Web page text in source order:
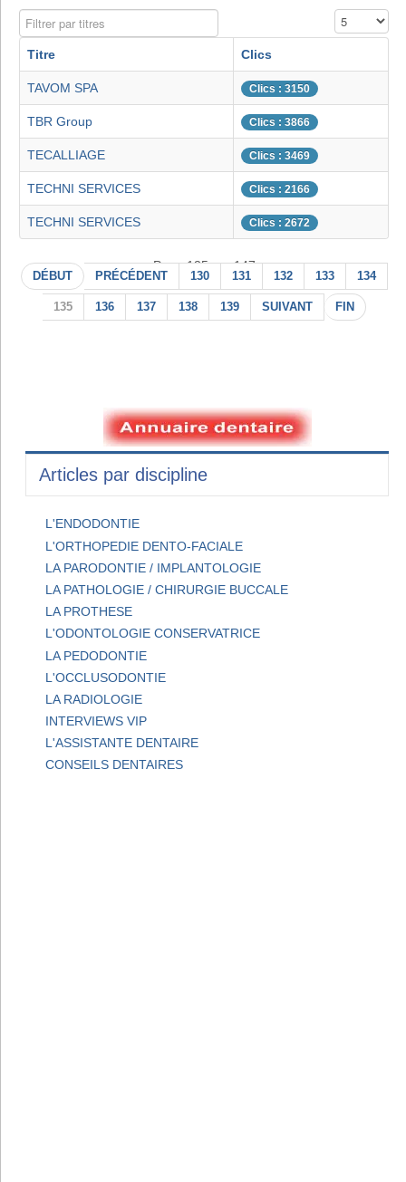
Filtrer par titres Affichage #
Titre Clics
TAVOM SPA Clics : 3150
TBR Group Clics : 3866
TECALLIAGE Clics : 3469
TECHNI SERVICES Clics : 2166
TECHNI SERVICES Clics : 2672
Page 135 sur 147
DÉBUT PRÉCÉDENT 130 131 132 133 134
135 136 137 138 139 SUIVANT FIN
Articles par discipline
L'ENDODONTIE
L'ORTHOPEDIE DENTO-FACIALE
LA PARODONTIE / IMPLANTOLOGIE
LA PATHOLOGIE / CHIRURGIE BUCCALE
LA PROTHESE
L'ODONTOLOGIE CONSERVATRICE
LA PEDODONTIE
L'OCCLUSODONTIE
LA RADIOLOGIE
INTERVIEWS VIP
L'ASSISTANTE DENTAIRE
CONSEILS DENTAIRES